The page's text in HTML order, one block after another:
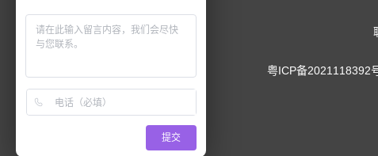
粤ICP备2021118392
提交